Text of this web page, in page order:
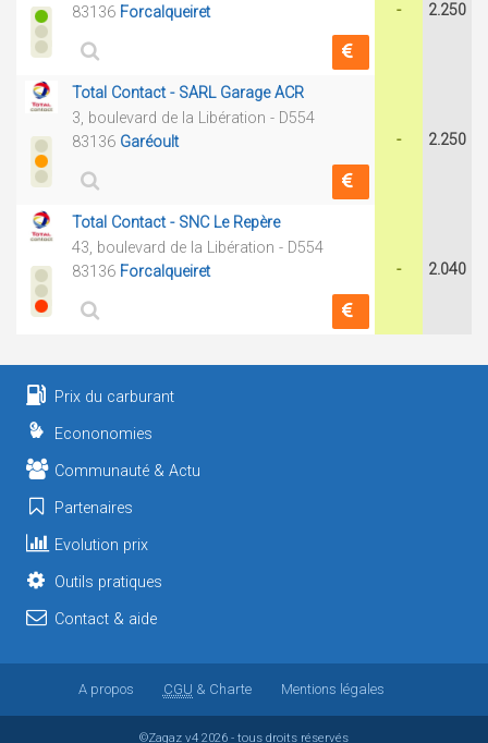
83136 Forcalqueiret - 2.250
Total Contact - SARL Garage ACR
3, boulevard de la Libération - D554
83136 Garéoult - 2.250
Total Contact - SNC Le Repère
43, boulevard de la Libération - D554
83136 Forcalqueiret - 2.040
Prix du carburant
Econonomies
Communauté & Actu
Partenaires
Evolution prix
Outils pratiques
Contact & aide
A propos CGU & Charte Mentions légales
©Zagaz v4 2026 - tous droits réservés